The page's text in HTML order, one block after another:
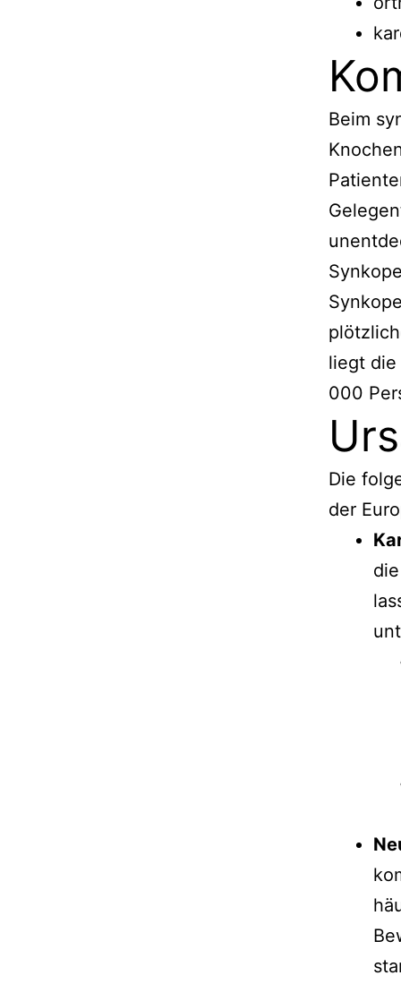
Beim
liegt die
000
Die
der